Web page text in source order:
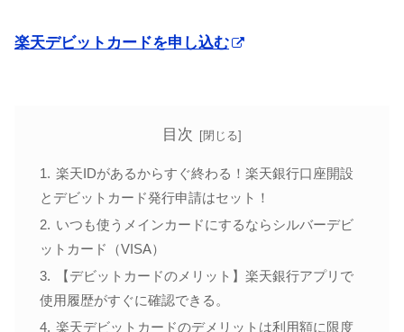
楽天デビットカードを申し込む
目次
楽天IDがあるからすぐ終わる！楽天銀行口座開設
とデビットカード発行申請はセット！
いつも使うメインカードにするならシルバーデビ
ットカード（VISA）
【デビットカードのメリット】楽天銀行アプリで
使用履歴がすぐに確認できる。
楽天デビットカードのデメリットは利用額に限度